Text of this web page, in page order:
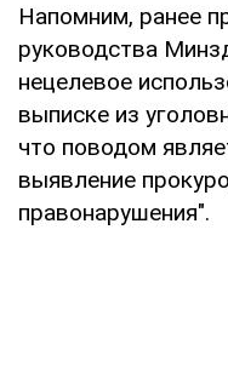
Напомним, ранее
руководства
нецелевое
выписке из
что поводом
выявление
правонарушения".